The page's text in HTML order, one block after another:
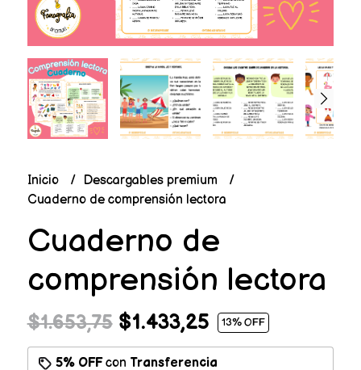
Inicio
Descargables premium
Cuaderno de comprensión lectora
Cuaderno de
comprensión lectora
$1.653,75$1.433,25 13% OFF
5% OFFcon Transferencia